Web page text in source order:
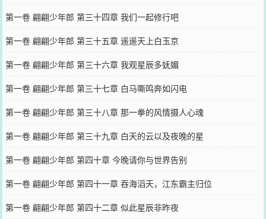
第一卷 翩翩少年郎 第三十四章 我们一起修行吧
第一卷 翩翩少年郎 第三十五章 遥遥天上白玉京
第一卷 翩翩少年郎 第三十六章 我观星辰多妩媚
第一卷 翩翩少年郎 第三十七章 白马嘶鸣奔如闪电
第一卷 翩翩少年郎 第三十八章 那一拳的风情摄人心魂
第一卷 翩翩少年郎 第三十九章 白天的云以及夜晚的星
第一卷 翩翩少年郎 第四十章 今晚请你与世界告别
第一卷 翩翩少年郎 第四十一章 吞海滔天，江东霸主归位
第一卷 翩翩少年郎 第四十二章 似此星辰非昨夜